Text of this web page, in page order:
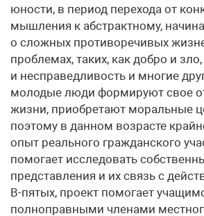
юности, в период перехода от
мышления к абстрактному,
о сложных противоречивых
проблемах, таких, как добро и
и несправедливость и многие
молодые люди формируют свое
жизни, приобретают моральные
поэтому в данном возрасте
опыт реального гражданского
помогает исследовать
представления и их связь с
В-пятых, проект помогает
полноправными членами